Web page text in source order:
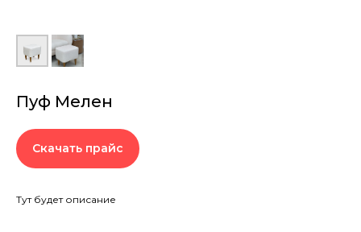
Пуф Мелен
Скачать прайс
Тут будет описание